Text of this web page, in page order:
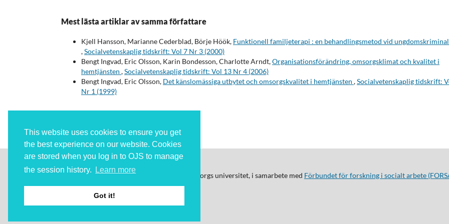
This website uses cookies to ensure you get
the best experience on our website. Cookies
are stored when you log in to OJS to manage
the session history.
Learn more
Got it!
Mest lästa artiklar av samma författare
Kjell Hansson, Marianne Cederblad, Börje Höök, Funktionell familjeterapi : en behandlingsmetod vid
,Socialvetenskaplig tidskrift: Vol 7 Nr 3 (2000)
Bengt Ingvad, Eric Olsson, Karin Bondesson, Charlotte Arndt,Organisationsförändring, omsorgsklimat och kvalitet i
hemtjänsten ,Socialvetenskaplig tidskrift: Vol 13 Nr 4 (2006)
Bengt Ingvad, Eric Olsson, Det känslomässiga utbytet och omsorgskvalitet i hemtjänsten ,Socialvetenskaplig tidskrift:
Nr 1 (1999)
Socialvetenskaplig Tidskrift ges ut av Göteborgs universitet, i samarbete med Förbundet för forskning i socialt arbete
ISSN: 2003-5624 (digital)